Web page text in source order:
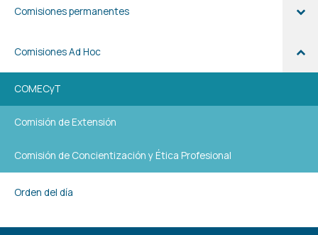
Comisiones permanentes
Comisiones Ad Hoc
COMECyT
Comisión de Extensión
Comisión de Concientización y Ética Profesional
Orden del día